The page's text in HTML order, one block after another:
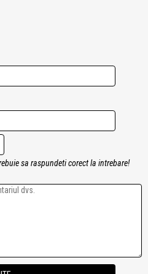
sa raspundeti corect la intrebare!